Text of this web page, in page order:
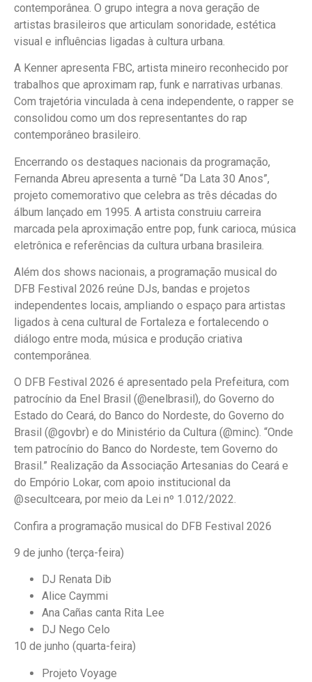
contemporânea. O grupo integra a nova geração de
artistas brasileiros que articulam sonoridade, estética
visual e influências ligadas à cultura urbana.
A Kenner apresenta FBC, artista mineiro reconhecido por
trabalhos que aproximam rap, funk e narrativas urbanas.
Com trajetória vinculada à cena independente, o rapper se
consolidou como um dos representantes do rap
contemporâneo brasileiro.
Encerrando os destaques nacionais da programação,
Fernanda Abreu apresenta a turnê “Da Lata 30 Anos”,
projeto comemorativo que celebra as três décadas do
álbum lançado em 1995. A artista construiu carreira
marcada pela aproximação entre pop, funk carioca, música
eletrônica e referências da cultura urbana brasileira.
Além dos shows nacionais, a programação musical do
DFB Festival 2026 reúne DJs, bandas e projetos
independentes locais, ampliando o espaço para artistas
ligados à cena cultural de Fortaleza e fortalecendo o
diálogo entre moda, música e produção criativa
contemporânea.
O DFB Festival 2026 é apresentado pela Prefeitura, com
patrocínio da Enel Brasil (@enelbrasil), do Governo do
Estado do Ceará, do Banco do Nordeste, do Governo do
Brasil (@govbr) e do Ministério da Cultura (@minc). “Onde
tem patrocínio do Banco do Nordeste, tem Governo do
Brasil.” Realização da Associação Artesanias do Ceará e
do Empório Lokar, com apoio institucional da
@secultceara, por meio da Lei nº 1.012/2022.
Confira a programação musical do DFB Festival 2026
9 de junho (terça-feira)
DJ Renata Dib
Alice Caymmi
Ana Cañas canta Rita Lee
DJ Nego Celo
10 de junho (quarta-feira)
Projeto Voyage